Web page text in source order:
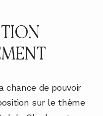
chance de pouvoir
sur le thème